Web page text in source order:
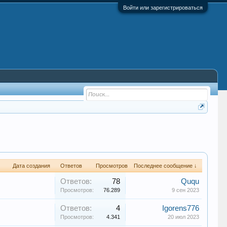
Войти или зарегистрироваться
Дата создания Ответов Просмотров Последнее сообщение ↓
Ответов: 78
Просмотров: 76.289
Ququ
9 сен 2023
Ответов: 4
Просмотров: 4.341
Igorens776
20 июл 2023